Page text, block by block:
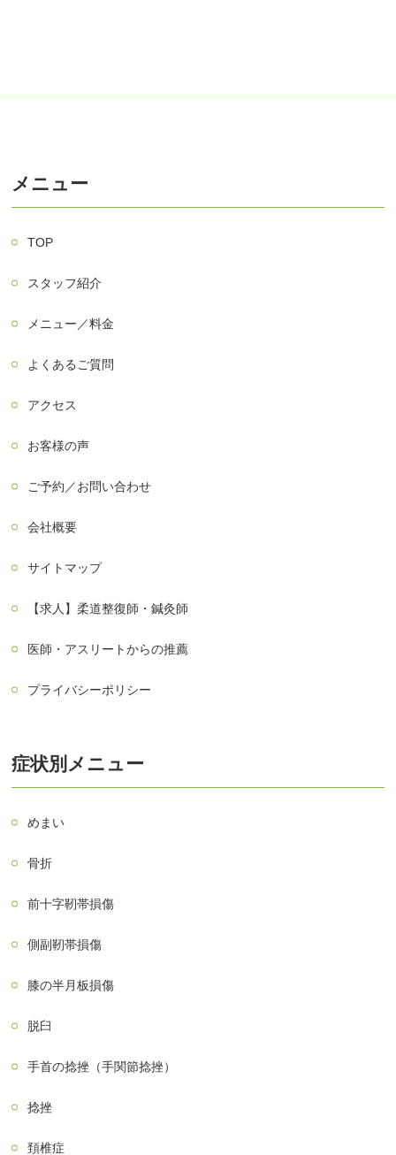
メニュー
TOP
スタッフ紹介
メニュー／料金
よくあるご質問
アクセス
お客様の声
ご予約／お問い合わせ
会社概要
サイトマップ
【求人】柔道整復師・鍼灸師
医師・アスリートからの推薦
プライバシーポリシー
症状別メニュー
めまい
骨折
前十字靭帯損傷
側副靭帯損傷
膝の半月板損傷
脱臼
手首の捻挫（手関節捻挫）
捻挫
頚椎症